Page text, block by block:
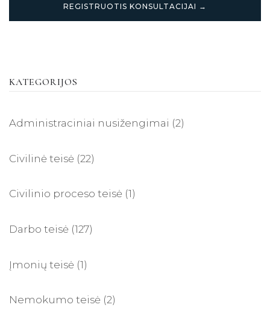
REGISTRUOTIS KONSULTACIJAI →
KATEGORIJOS
Administraciniai nusižengimai (2)
Civilinė teisė (22)
Civilinio proceso teisė (1)
Darbo teisė (127)
Įmonių teisė (1)
Nemokumo teisė (2)